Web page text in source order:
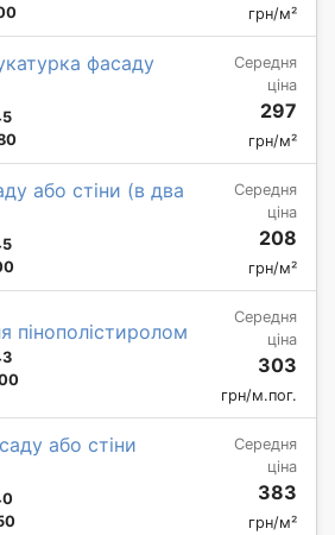
грн/м²
фасаду
Середня
ціна
297
грн/м²
або стіни (в два
Середня
ціна
208
грн/м²
пінополістиролом
Середня
ціна
303
грн/м.пог.
або стіни
Середня
ціна
383
грн/м²